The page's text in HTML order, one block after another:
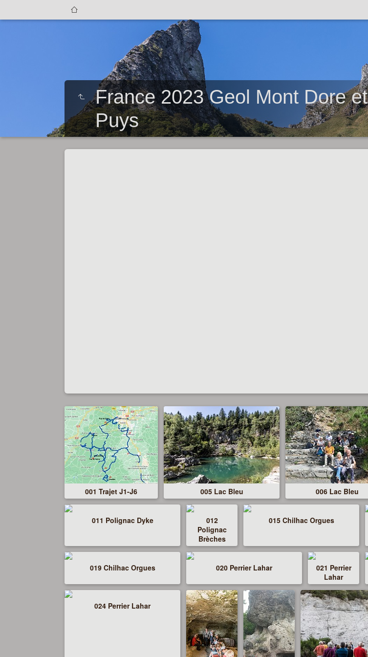
France 2023 Geol Mont Dore et
Puys
001 Trajet J1-J6 005 Lac Bleu 006 Lac Bleu
011 Polignac Dyke
012
Polignac
Brèches
015 Chilhac Orgues
019 Chilhac Orgues 020 Perrier Lahar
021 Perrier
Lahar
024 Perrier Lahar